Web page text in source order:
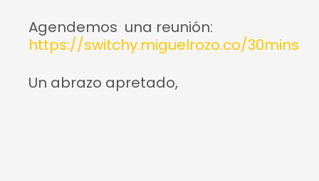
Agendemos una reunión:
https://switchy.miguelrozo.co/30mins
Un abrazo apretado,